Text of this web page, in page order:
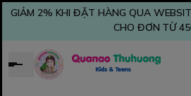
GIẢM 2% KHI ĐẶT HÀNG QUA
CHO ĐƠN TỪ